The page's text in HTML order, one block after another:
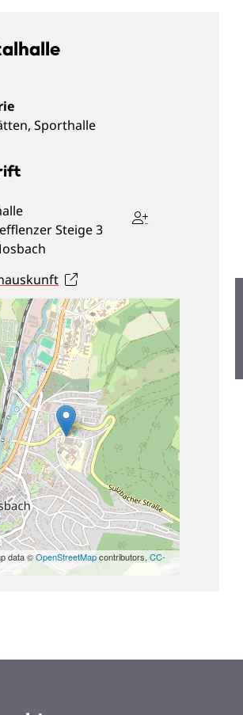
, Sporthalle
Steige 3
data ©OpenStreetMapcontributors, CC-